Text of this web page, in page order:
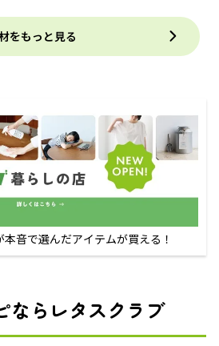
をもっと見る
音で選んだアイテムが買える！
ならレタスクラブ